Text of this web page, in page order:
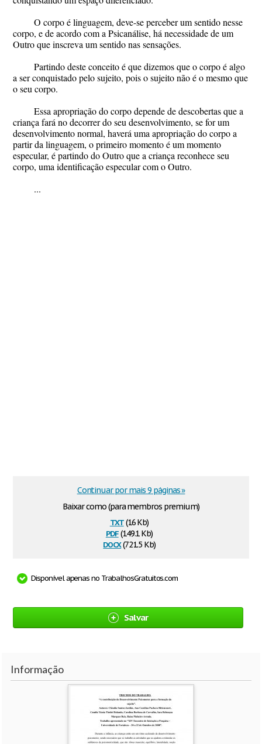
O corpo é linguagem, deve-se perceber um sentido nesse
corpo, e de acordo com a Psicanálise, há necessidade de um
Outro que inscreva um sentido nas sensações.
Partindo deste conceito é que dizemos que o corpo é algo
a ser conquistado pelo sujeito, pois o sujeito não é o mesmo que
o seu corpo.
Essa apropriação do corpo depende de descobertas que a
criança fará no decorrer do seu desenvolvimento, se for um
desenvolvimento normal, haverá uma apropriação do corpo a
partir da linguagem, o primeiro momento é um momento
especular, é partindo do Outro que a criança reconhece seu
corpo, uma identificação especular com o Outro.
...
Baixar como (para membros premium)
txt(16 Kb)
pdf(149.1 Kb)
docx(721.5 Kb)
Continuar por mais 9 páginas »
Disponível apenas no TrabalhosGratuitos.com
Salvar
Informação